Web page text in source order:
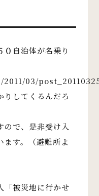
自治体が名乗り
03/
りしてくるんだろ
ので、是非受け入
ます。（避難所よ
「被災地に行かせ